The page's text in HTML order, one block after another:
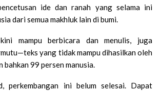
ide dan ranah yang selama ini
dari semua makhluk lain di bumi.
mampu berbicara dan menulis, juga
yang tidak mampu dihasilkan oleh
bahkan 99 persen manusia.
perkembangan ini belum selesai. Dapat